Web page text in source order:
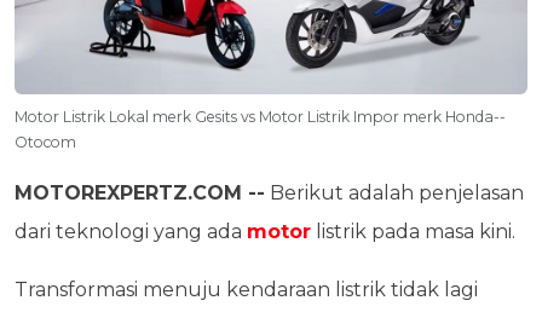
Motor Listrik Lokal merk Gesits vs Motor Listrik Impor merk Honda--
Otocom
MOTOREXPERTZ.COM -- Berikut adalah penjelasan
dari teknologi yang ada motor listrik pada masa kini.
Transformasi menuju kendaraan listrik tidak lagi